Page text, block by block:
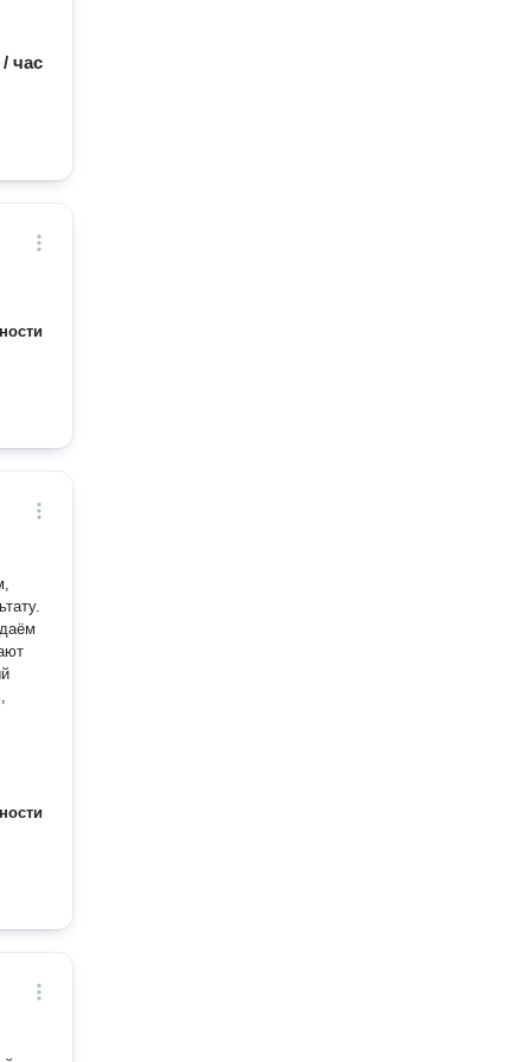
/ час